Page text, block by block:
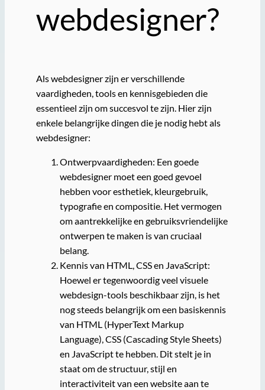
webdesigner?
Als webdesigner zijn er verschillende
vaardigheden, tools en kennisgebieden die
essentieel zijn om succesvol te zijn. Hier zijn
enkele belangrijke dingen die je nodig hebt als
webdesigner:
Ontwerpvaardigheden: Een goede
webdesigner moet een goed gevoel
hebben voor esthetiek, kleurgebruik,
typografie en compositie. Het vermogen
om aantrekkelijke en gebruiksvriendelijke
ontwerpen te maken is van cruciaal
belang.
Kennis van HTML, CSS en JavaScript:
Hoewel er tegenwoordig veel visuele
webdesign-tools beschikbaar zijn, is het
nog steeds belangrijk om een basiskennis
van HTML (HyperText Markup
Language), CSS (Cascading Style Sheets)
en JavaScript te hebben. Dit stelt je in
staat om de structuur, stijl en
interactiviteit van een website aan te